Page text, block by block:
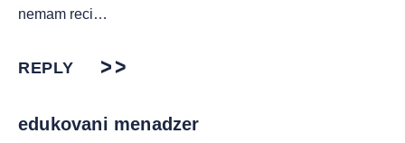
nemam reci…
REPLY
edukovani menadzer